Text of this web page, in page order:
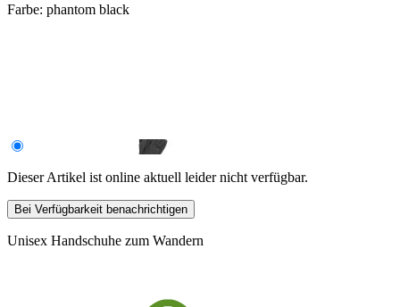
Farbe: phantom black
Dieser Artikel ist online aktuell leider nicht verfügbar.
Bei Verfügbarkeit benachrichtigen
Unisex Handschuhe zum Wandern